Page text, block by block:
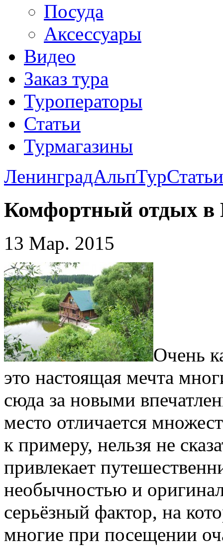
Посуда
Аксессуары
Видео
Заказ тура
Туроператоры
Статьи
Турмагазины
ЛенинградАльпТурСтатьи
Комфортный отдых в
13 Мар. 2015
Очень
это настоящая мечта
сюда за новыми
место отличается
к примеру, нельзя не
привлекает
необычностью и
серьёзный фактор, на
многие при посещении